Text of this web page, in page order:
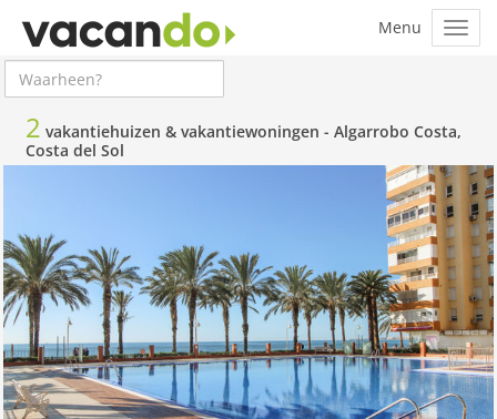
2 vakantiehuizen & vakantiewoningen - Algarrobo Costa,
Costa del Sol